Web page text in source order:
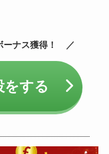
ナス獲得！
をする